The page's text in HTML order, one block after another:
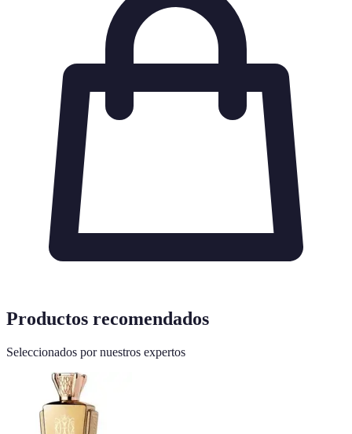
Productos recomendados
Seleccionados por nuestros expertos